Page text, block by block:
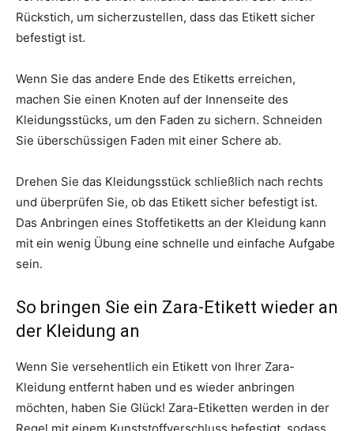
Rückstich, um sicherzustellen, dass das Etikett sicher
befestigt ist.
Wenn Sie das andere Ende des Etiketts erreichen,
machen Sie einen Knoten auf der Innenseite des
Kleidungsstücks, um den Faden zu sichern. Schneiden
Sie überschüssigen Faden mit einer Schere ab.
Drehen Sie das Kleidungsstück schließlich nach rechts
und überprüfen Sie, ob das Etikett sicher befestigt ist.
Das Anbringen eines Stoffetiketts an der Kleidung kann
mit ein wenig Übung eine schnelle und einfache Aufgabe
sein.
So bringen Sie ein Zara-Etikett wieder an
der Kleidung an
Wenn Sie versehentlich ein Etikett von Ihrer Zara-
Kleidung entfernt haben und es wieder anbringen
möchten, haben Sie Glück! Zara-Etiketten werden in der